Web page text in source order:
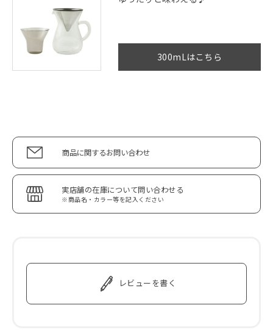
300mLはこちら
商品に関するお問い合わせ
実店舗の在庫について問い合わせる
※商品名・カラー等を記入ください
レビューを書く